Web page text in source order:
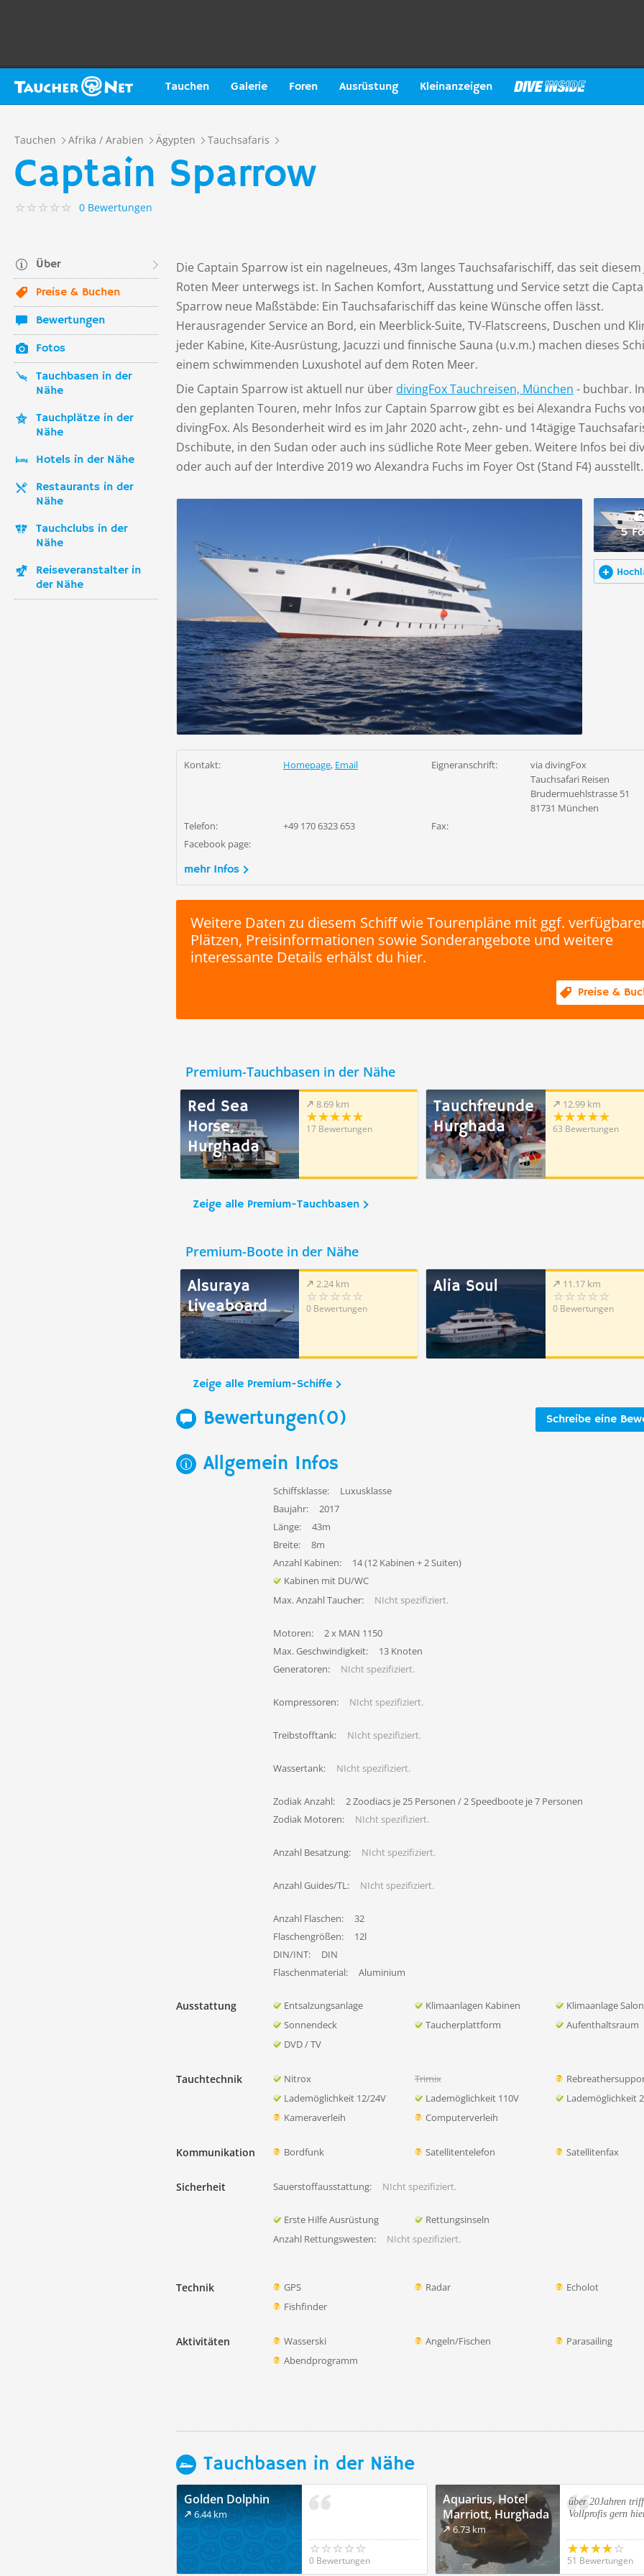
Tauchen Galerie Foren Ausrüstung Kleinanzeigen
Tauchen Afrika / Arabien Ägypten Tauchsafaris
Captain Sparrow
0 Bewertungen
Über
Preise & Buchen
Bewertungen
Fotos
Tauchbasen in der
Nähe
Tauchplätze in der
Nähe
Hotels in der Nähe
Restaurants in der
Nähe
Tauchclubs in der
Nähe
Reiseveranstalter in
der Nähe
Die Captain Sparrow ist ein nagelneues, 43m langes Tauchsafarischiff, das seit diesem
Roten Meer unterwegs ist. In Sachen Komfort, Ausstattung und Service setzt die
Sparrow neue Maßstäbde: Ein Tauchsafarischiff das keine Wünsche offen lässt.
Herausragender Service an Bord, ein Meerblick-Suite, TV-Flatscreens, Duschen und
jeder Kabine, Kite-Ausrüstung, Jacuzzi und finnische Sauna (u.v.m.) machen dieses
einem schwimmenden Luxushotel auf dem Roten Meer.
Die Captain Sparrow ist aktuell nur über divingFox Tauchreisen, München - buchbar.
den geplanten Touren, mehr Infos zur Captain Sparrow gibt es bei Alexandra Fuchs
divingFox. Als Besonderheit wird es im Jahr 2020 acht-, zehn- und 14tägige
Dschibute, in den Sudan oder auch ins südliche Rote Meer geben. Weitere Infos bei
oder auch auf der Interdive 2019 wo Alexandra Fuchs im Foyer Ost (Stand F4) ausstellt.
5
Kontakt: Homepage, Email Eigneranschrift:
via divingFox
Tauchsafari Reisen
Brudermuehlstrasse 51
81731 München
Telefon:
+49 170 6323 653
Fax:
Facebook page:
mehr Infos
Weitere Daten zu diesem Schiff wie Tourenpläne mit ggf.
Plätzen, Preisinformationen sowie Sonderangebote und weitere
interessante Details erhälst du hier.
Preise &
Premium-Tauchbasen in der Nähe
Red Sea
Horse,
Hurghada
8.69 km
17 Bewertungen
Tauchfreunde
Hurghada
12.99 km
63 Bewertungen
Zeige alle Premium-Tauchbasen
Premium-Boote in der Nähe
Alsuraya
Liveaboard
2.24 km
0 Bewertungen
Alia Soul 11.17 km
0 Bewertungen
Zeige alle Premium-Schiffe
Schreibe eine
Bewertungen(0)
Allgemein Infos
Schiffsklasse:
Luxusklasse
Baujahr:
2017
Länge:
43m
Breite:
8m
Anzahl Kabinen:
14 (12 Kabinen + 2 Suiten)
Kabinen mit DU/WC
Max. Anzahl Taucher:
NIcht spezifiziert.
Motoren:
2 x MAN 1150
Max. Geschwindigkeit:
13 Knoten
Generatoren:
NIcht spezifiziert.
Kompressoren: NIcht spezifiziert.
Treibstofftank: NIcht spezifiziert.
Wassertank: NIcht spezifiziert.
Zodiak Anzahl:
2 Zoodiacs je 25 Personen / 2 Speedboote je 7 Personen
Zodiak Motoren:
NIcht spezifiziert.
Anzahl Besatzung: NIcht spezifiziert.
Anzahl Guides/TL: NIcht spezifiziert.
Anzahl Flaschen:
32
Flaschengrößen:
12l
DIN/INT:
DIN
Flaschenmaterial:
Aluminium
Ausstattung Entsalzungsanlage Klimaanlagen Kabinen
Klimaanlage Salon
Sonnendeck
Taucherplattform
Aufenthaltsraum
DVD / TV
Tauchtechnik Nitrox Trimix
Lademöglichkeit 12/24V
Lademöglichkeit 110V
Lademöglichkeit
Kameraverleih
Computerverleih
Kommunikation Bordfunk Satellitentelefon Satellitenfax
Sicherheit Sauerstoffausstattung: NIcht spezifiziert.
Erste Hilfe Ausrüstung
Rettungsinseln
Anzahl Rettungswesten:
NIcht spezifiziert.
Technik GPS Radar
Echolot
Fishfinder
Aktivitäten Wasserski Angeln/Fischen
Parasailing
Abendprogramm
Tauchbasen in der Nähe
Golden Dolphin
6.44 km
0 Bewertungen
Aquarius, Hotel
Marriott, Hurghada
6.73 km
über 20Jahren
Vollprofis gern
51 Bewertungen